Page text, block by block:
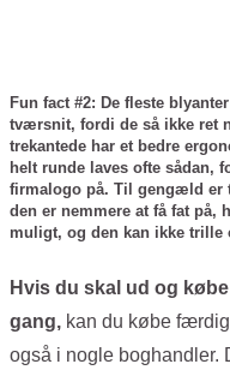
Fun fact #2: De fleste
tværsnit, fordi de så ikke ret
trekantede har et bedre
helt runde laves ofte sådan,
firmalogo på. Til gengæld er
den er nemmere at få fat på,
muligt, og den kan ikke trille
Hvis du skal ud og
gang, kan du købe
også i nogle boghandler.